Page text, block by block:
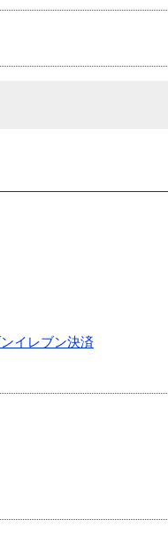
イレブン決済